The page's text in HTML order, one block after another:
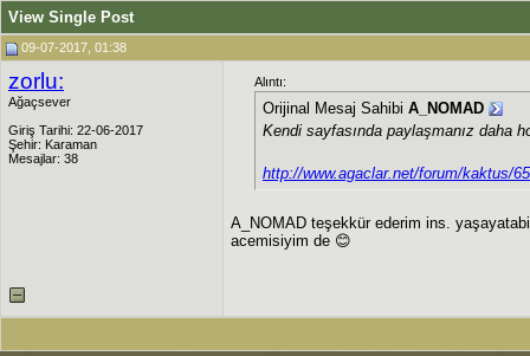
View Single Post
09-07-2017, 01:38
zorlu:
Ağaçsever
Giriş Tarihi: 22-06-2017
Şehir: Karaman
Mesajlar: 38
Alıntı:
Orijinal Mesaj Sahibi A_NOMAD
Kendi sayfasında paylaşmanız daha
http://www.agaclar.net/forum/kaktus/
A_NOMAD teşekkür ederim ins.
acemisiyim de 😊